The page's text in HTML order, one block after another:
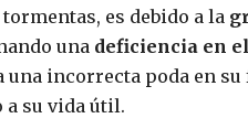
es debido a la
una deficiencia en
una incorrecta poda en
a su vida útil.